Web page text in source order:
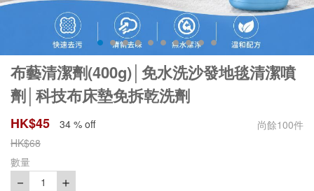
布藝清潔劑(400g)│免水洗沙發地毯清潔噴
劑│科技布床墊免拆乾洗劑
HK$45 34 % off 尚餘100件
HK$68
數量
－ 1 ＋